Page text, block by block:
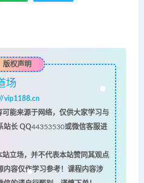
版权声明
场
vip1188.cn
能来源于网络，仅供大家学习与
站长 QQ44353530或微信客服进
立场，并不代表本站赞同其观点
内容仅作学习参考！课程内容涉